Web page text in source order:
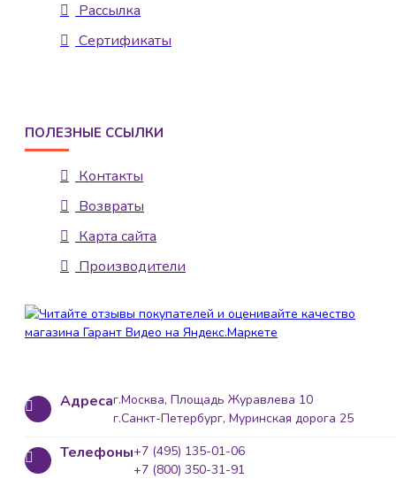
Рассылка
Сертификаты
ПОЛЕЗНЫЕ ССЫЛКИ
Контакты
Возвраты
Карта сайта
Производители
Адресаг.Москва, Площадь Журавлева 10
г.Санкт-Петербург, Муринская дорога 25
Телефоны+7 (495) 135-01-06
+7 (800) 350-31-91